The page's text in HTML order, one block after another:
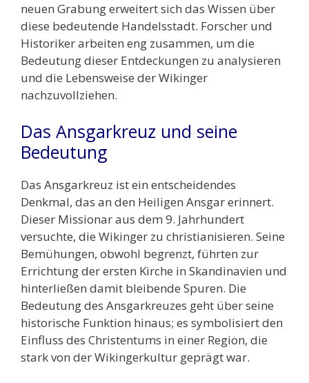
neuen Grabung erweitert sich das Wissen über
diese bedeutende Handelsstadt. Forscher und
Historiker arbeiten eng zusammen, um die
Bedeutung dieser Entdeckungen zu analysieren
und die Lebensweise der Wikinger
nachzuvollziehen.
Das Ansgarkreuz und seine
Bedeutung
Das Ansgarkreuz ist ein entscheidendes
Denkmal, das an den Heiligen Ansgar erinnert.
Dieser Missionar aus dem 9. Jahrhundert
versuchte, die Wikinger zu christianisieren. Seine
Bemühungen, obwohl begrenzt, führten zur
Errichtung der ersten Kirche in Skandinavien und
hinterließen damit bleibende Spuren. Die
Bedeutung des Ansgarkreuzes geht über seine
historische Funktion hinaus; es symbolisiert den
Einfluss des Christentums in einer Region, die
stark von der Wikingerkultur geprägt war.